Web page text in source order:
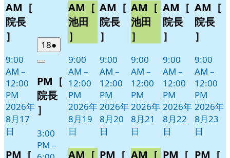
月
17
日
イ
AM［
院長
］
9:00
AM –
12:00
PM
2026年
8月17
日
PM［
182026
年
月
18
日
●
件
イ
ベ
Close
PM［
院長
］
3:00
PM –
月
19
日
イ
ベ
ト)
AM［
池田
］
9:00
AM –
12:00
PM
2026年
8月19
日
AM［
月
20
日
イ
ベ
ト)
AM［
院長
］
9:00
AM –
12:00
PM
2026年
8月20
日
PM［
月
21
日
イ
ベ
ト)
AM［
池田
］
9:00
AM –
12:00
PM
2026年
8月21
日
AM［
月
22
日
イ
ベ
ト)
AM［
院長
］
9:00
AM –
12:00
PM
2026年
8月22
日
PM［
月
23
日
イ
AM［
院長
］
9:00
AM –
12:00
PM
2026年
8月23
日
PM［